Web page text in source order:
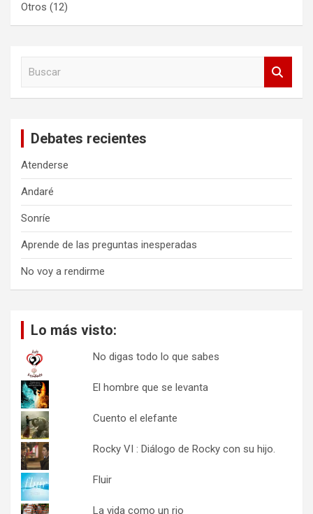
Otros (12)
Debates recientes
Atenderse
Andaré
Sonríe
Aprende de las preguntas inesperadas
No voy a rendirme
Lo más visto:
No digas todo lo que sabes
El hombre que se levanta
Cuento el elefante
Rocky VI : Diálogo de Rocky con su hijo.
Fluir
La vida como un rio